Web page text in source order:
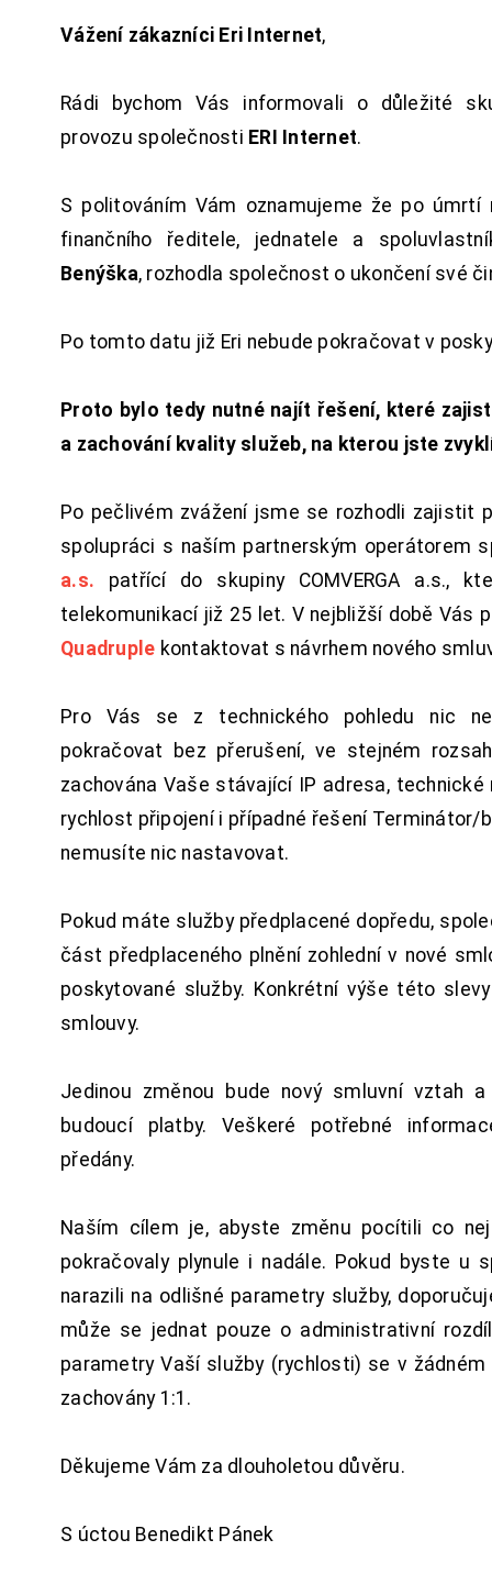
Vážení zákazníci Eri Internet,
Rádi bychom Vás informovali o důležité
provozu společnosti ERI Internet.
S politováním Vám oznamujeme že po úmrtí
finančního ředitele, jednatele a
Benýška, rozhodla společnost o ukončení své
Po tomto datu již Eri nebude pokračovat v
Proto bylo tedy nutné najít řešení, které
a zachování kvality služeb, na kterou jste
Po pečlivém zvážení jsme se rozhodli zajistit
spolupráci s naším partnerským operátorem
a.s. patřící do skupiny COMVERGA a.s.,
telekomunikací již 25 let. V nejbližší době Vás
Quadruple kontaktovat s návrhem nového
Pro Vás se z technického pohledu nic
pokračovat bez přerušení, ve stejném
zachována Vaše stávající IP adresa, technické
rychlost připojení i případné řešení Terminátor/
nemusíte nic nastavovat.
Pokud máte služby předplacené dopředu,
část předplaceného plnění zohlední v nové
poskytované služby. Konkrétní výše této
smlouvy.
Jedinou změnou bude nový smluvní vztah
budoucí platby. Veškeré potřebné
předány.
Naším cílem je, abyste změnu pocítili co
pokračovaly plynule i nadále. Pokud byste u
narazili na odlišné parametry služby,
může se jednat pouze o administrativní
parametry Vaší služby (rychlosti) se v
zachovány 1:1.
Děkujeme Vám za dlouholetou důvěru.
S úctou Benedikt Pánek